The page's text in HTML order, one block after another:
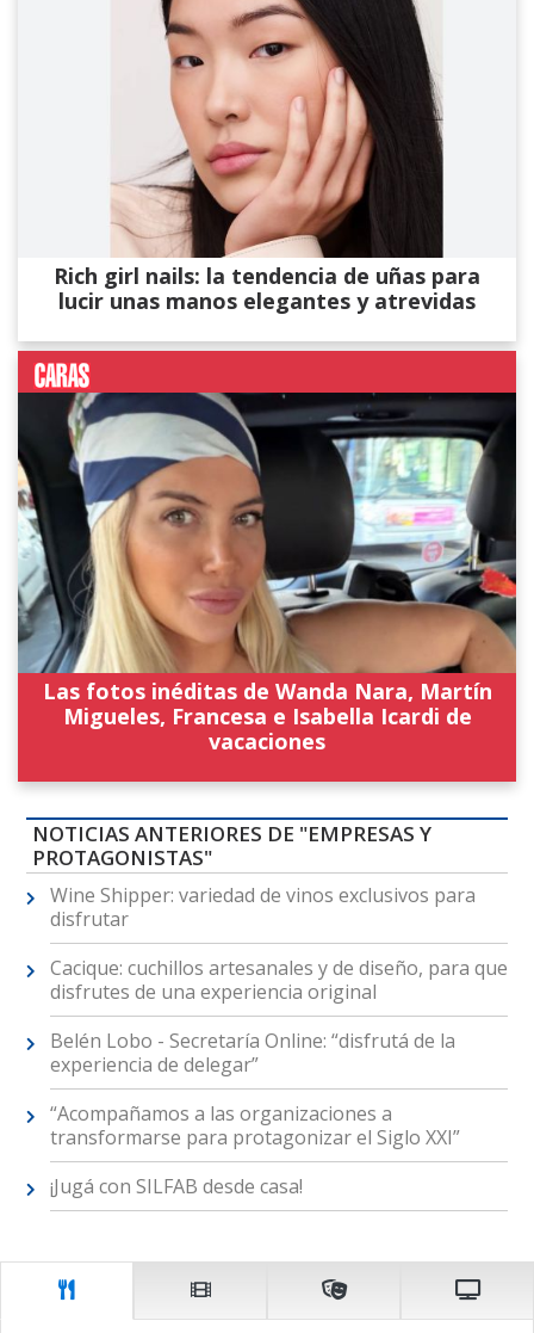
Rich girl nails: la tendencia de uñas para
lucir unas manos elegantes y atrevidas
Las fotos inéditas de Wanda Nara, Martín
Migueles, Francesa e Isabella Icardi de
vacaciones
NOTICIAS ANTERIORES DE "EMPRESAS Y
PROTAGONISTAS"
Wine Shipper: variedad de vinos exclusivos para
disfrutar
Cacique: cuchillos artesanales y de diseño, para que
disfrutes de una experiencia original
Belén Lobo - Secretaría Online: “disfrutá de la
experiencia de delegar”
“Acompañamos a las organizaciones a
transformarse para protagonizar el Siglo XXI”
¡Jugá con SILFAB desde casa!